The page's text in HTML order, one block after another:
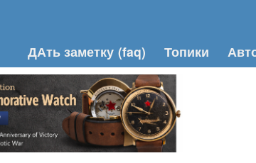
ДАть заметку (faq) Топики